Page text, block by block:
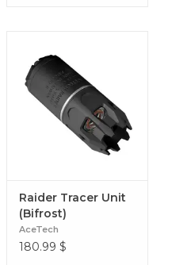
Raider Tracer Unit
(Bifrost)
AceTech
180.99 $